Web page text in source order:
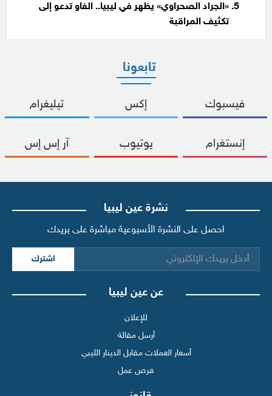
«الجراد الصحراوي» يظهر في ليبيا.. الفاو تدعو إلى
تكثيف المراقبة
تابعونا
فيسبوك إكس تيليغرام
إنستغرام يوتيوب آر إس إس
نشرة عين ليبيا
احصل على النشرة الأسبوعية مباشرة على بريدك
اشترك
عن عين ليبيا
للإعلان
أرسل مقالة
أسعار العملات مقابل الدينار الليبي
فرص عمل